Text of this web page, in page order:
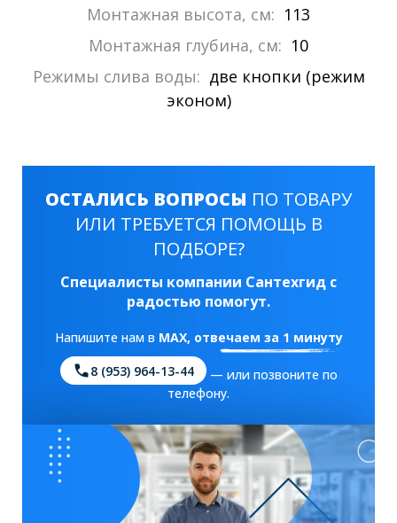
Монтажная высота, см: 113
Монтажная глубина, см: 10
Режимы слива воды: две кнопки (режим
эконом)
ОСТАЛИСЬ ВОПРОСЫ ПО ТОВАРУ
ИЛИ ТРЕБУЕТСЯ ПОМОЩЬ В
ПОДБОРЕ?
Специалисты компании Сантехгид с
радостью помогут.
Напишите нам в MAX, отвечаем за 1 минуту
8 (953) 964-13-44
— или позвоните по
телефону.